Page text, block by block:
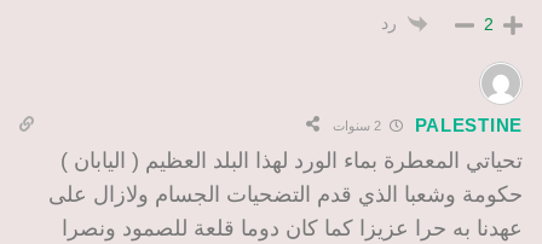
2 رد
PALESTINE 2 سنوات
تحياتي المعطرة بماء الورد لهذا البلد العظيم ( اليابان )
حكومة وشعبا الذي قدم التضحيات الجسام ولازال على
عهدنا به حرا عزيزا كما كان دوما قلعة للصمود ونصرا